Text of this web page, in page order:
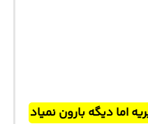
اما دیگه بارون نمیاد